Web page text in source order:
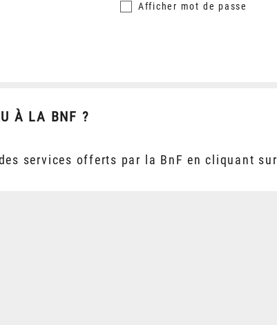
Afficher mot de passe
À LA BNF ?
services offerts par la BnF en cliquant sur